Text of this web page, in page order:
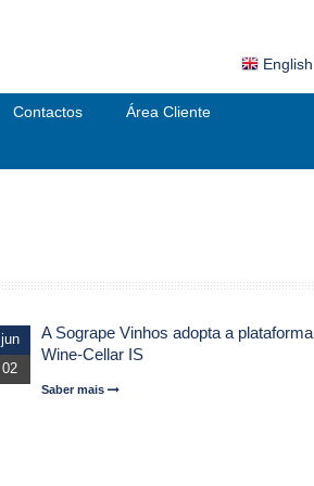
English
Contactos Área Cliente
jun
02
A Sogrape Vinhos adopta a plataforma
Wine-Cellar IS
Saber mais